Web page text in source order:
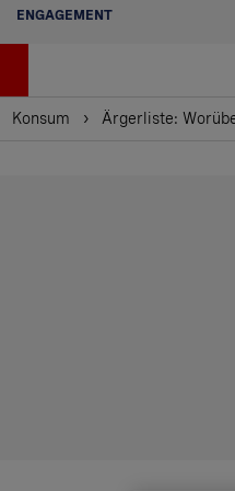
ENGAGEMENT
Konsum Ärgerliste: